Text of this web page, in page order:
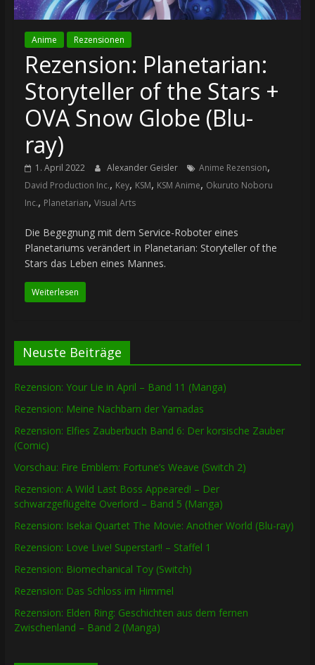
Anime Rezensionen
Rezension: Planetarian:
Storyteller of the Stars +
OVA Snow Globe (Blu-
ray)
1. April 2022 Alexander Geisler Anime Rezension,
David Production Inc., Key, KSM, KSM Anime, Okuruto Noboru
Inc., Planetarian, Visual Arts
Die Begegnung mit dem Service-Roboter eines
Planetariums verändert in Planetarian: Storyteller of the
Stars das Leben eines Mannes.
Weiterlesen
Neuste Beiträge
Rezension: Your Lie in April – Band 11 (Manga)
Rezension: Meine Nachbarn der Yamadas
Rezension: Elfies Zauberbuch Band 6: Der korsische Zauber
(Comic)
Vorschau: Fire Emblem: Fortune’s Weave (Switch 2)
Rezension: A Wild Last Boss Appeared! – Der
schwarzgeflügelte Overlord – Band 5 (Manga)
Rezension: Isekai Quartet The Movie: Another World (Blu-ray)
Rezension: Love Live! Superstar!! – Staffel 1
Rezension: Biomechanical Toy (Switch)
Rezension: Das Schloss im Himmel
Rezension: Elden Ring: Geschichten aus dem fernen
Zwischenland – Band 2 (Manga)